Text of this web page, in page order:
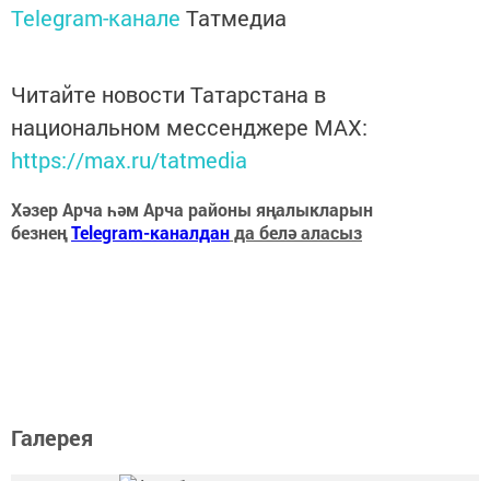
Telegram-канале Татмедиа
Читайте новости Татарстана в
национальном мессенджере MАХ:
https://max.ru/tatmedia
Хәзер Арча һәм Арча районы яңалыкларын
безнеңTelegram-каналданда белә аласыз
Галерея